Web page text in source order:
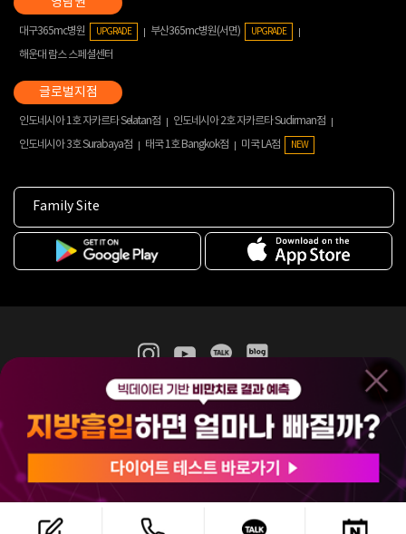
대구365mc병원 UPGRADE 부산365mc병원(서면) UPGRADE
해운대 람스 스페셜센터
인도네시아 1호 자카르타 Selatan점
인도네시아 2호 자카르타 Sudirman점
인도네시아 3호 Surabaya점
태국 1호 Bangkok점 미국 LA점 NEW
Family Site
365mc 병·의원 이용약관
홈페이지 이용약관
비급여진료수가
(주)365mcㅣ서울특별시 서초구 서초대로52길 7, 3~4층(서초동, 제일빌딩)
120-87-04354ㅣ김남철
COPYRIGHT(C) 2025 365mc. ALL RIGHTS RESERVED.